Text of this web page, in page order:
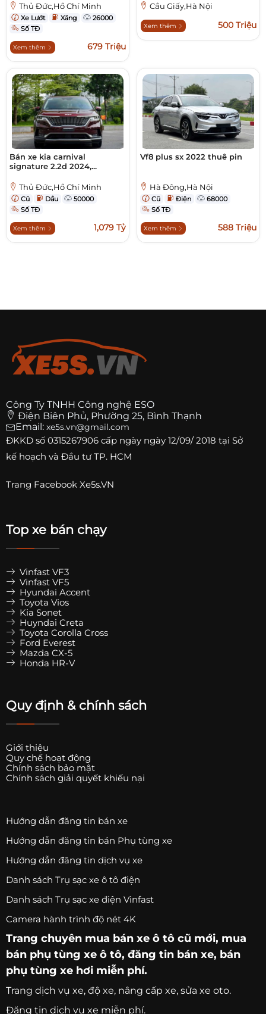
Thủ Đức,Hồ Chí Minh
Xe Lướt Xăng
26000
Số TĐ
Xem thêm 679 Triệu
Cầu Giấy,Hà Nội
Xem thêm 500 Triệu
Bán xe kia carnival
signature 2.2d 2024,...
Thủ Đức,Hồ Chí Minh
Cũ Dầu
50000
Số TĐ
Xem thêm 1,079 Tỷ
Vf8 plus sx 2022 thuê pin
Hà Đông,Hà Nội
Cũ Điện
68000
Số TĐ
Xem thêm 588 Triệu
Công Ty TNHH Công nghệ ESO
Điện Biên Phủ, Phường 25, Bình Thạnh
Email: xe5s.vn@gmail.com
ĐKKD số 0315267906 cấp ngày ngày 12/09/ 2018 tại Sở
kế hoạch và Đầu tư TP. HCM
Trang Facebook Xe5s.VN
Top xe bán chạy
Vinfast VF3
Vinfast VF5
Hyundai Accent
Toyota Vios
Kia Sonet
Huyndai Creta
Toyota Corolla Cross
Ford Everest
Mazda CX-5
Honda HR-V
Quy định & chính sách
Giới thiệu
Quy chế hoạt động
Chính sách bảo mật
Chính sách giải quyết khiếu nại
Hướng dẫn đăng tin bán xe
Hướng dẫn đăng tin bán Phụ tùng xe
Hướng dẫn đăng tin dịch vụ xe
Danh sách Trụ sạc xe ô tô điện
Danh sách Trụ sạc xe điện Vinfast
Camera hành trình độ nét 4K
Trang chuyên mua bán xe ô tô cũ mới, mua
bán phụ tùng xe ô tô, đăng tin bán xe, bán
phụ tùng xe hơi miễn phí.
Trang dịch vụ xe, độ xe, nâng cấp xe, sửa xe oto.
Đăng tin dịch vụ xe miễn phí.